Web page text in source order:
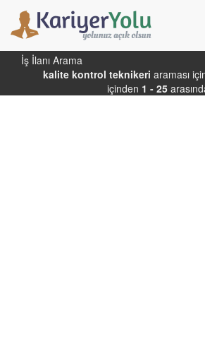
İş İlanı Arama
kalite kontrol teknikeri araması
içinden 1 - 25